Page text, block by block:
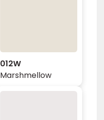
012W
Marshmellow